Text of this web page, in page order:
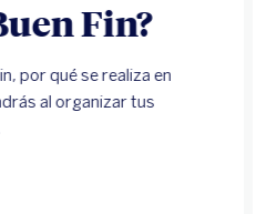
Fin?
por qué se realiza en
al organizar tus